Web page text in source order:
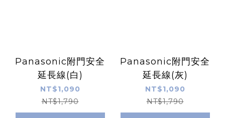
Panasonic附門安全
延長線(白)
NT$1,090
NT$1,790
Panasonic附門安全
延長線(灰)
NT$1,090
NT$1,790